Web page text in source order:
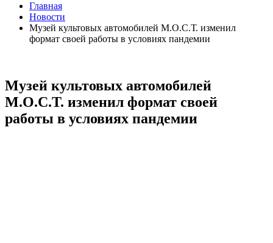
Главная
Новости
Музей культовых автомобилей М.О.С.Т. изменил
формат своей работы в условиях пандемии
Музей культовых автомобилей
М.О.С.Т. изменил формат своей
работы в условиях пандемии